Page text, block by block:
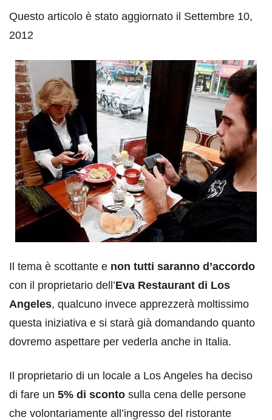
Questo articolo è stato aggiornato il Settembre 10,
2012
Il tema è scottante e non tutti saranno d’accordo
con il proprietario dell’Eva Restaurant di Los
Angeles, qualcuno invece apprezzerà moltissimo
questa iniziativa e si starà già domandando quanto
dovremo aspettare per vederla anche in Italia.
Il proprietario di un locale a Los Angeles ha deciso
di fare un 5% di sconto sulla cena delle persone
che volontariamente all’ingresso del ristorante